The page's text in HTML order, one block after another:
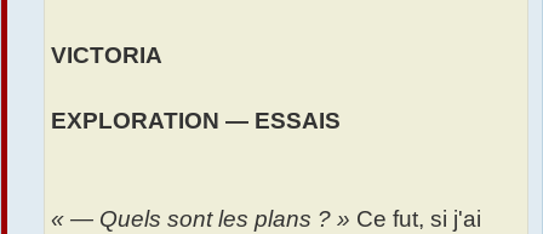
VICTORIA
EXPLORATION — ESSAIS
« — Quels sont les plans ? » Ce fut, si j'ai